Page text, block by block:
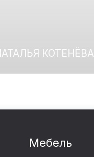
КОТЕНЁВА
Мебель